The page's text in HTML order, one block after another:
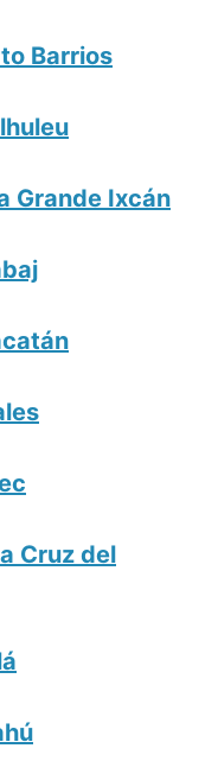
Barrios
Grande Ixcán
Cruz del